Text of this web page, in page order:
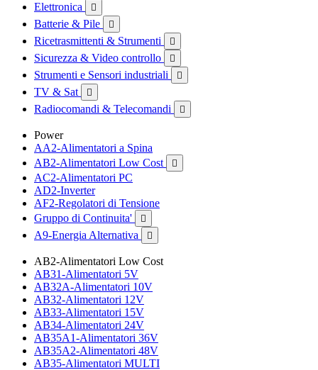
Elettronica 
Batterie & Pile 
Ricetrasmittenti & Strumenti 
Sicurezza & Video controllo 
Strumenti e Sensori industriali 
TV & Sat 
Radiocomandi & Telecomandi 
Power
AA2-Alimentatori a Spina
AB2-Alimentatori Low Cost

AC2-Alimentatori PC
AD2-Inverter
AF2-Regolatori di Tensione
Gruppo di Continuita'

A9-Energia Alternativa 
AB2-Alimentatori Low Cost
AB31-Alimentatori 5V
AB32A-Alimentatori 10V
AB32-Alimentatori 12V
AB33-Alimentatori 15V
AB34-Alimentatori 24V
AB35A1-Alimentatori 36V
AB35A2-Alimentatori 48V
AB35-Alimentatori MULTI